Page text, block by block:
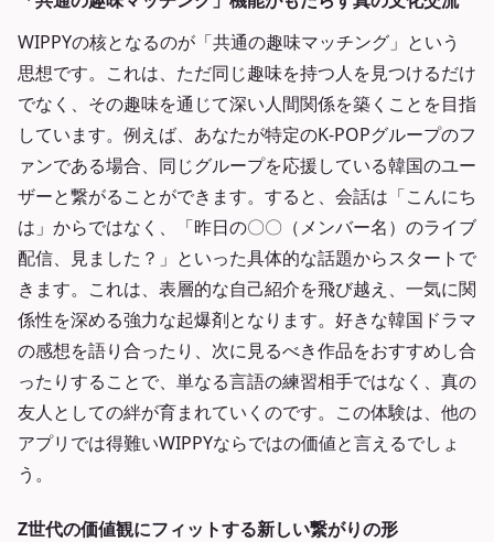
WIPPYの核となるのが「共通の趣味マッチング」という
思想です。これは、ただ同じ趣味を持つ人を見つけるだけ
でなく、その趣味を通じて深い人間関係を築くことを目指
しています。例えば、あなたが特定のK-POPグループのフ
ァンである場合、同じグループを応援している韓国のユー
ザーと繋がることができます。すると、会話は「こんにち
は」からではなく、「昨日の〇〇（メンバー名）のライブ
配信、見ました？」といった具体的な話題からスタートで
きます。これは、表層的な自己紹介を飛び越え、一気に関
係性を深める強力な起爆剤となります。好きな韓国ドラマ
の感想を語り合ったり、次に見るべき作品をおすすめし合
ったりすることで、単なる言語の練習相手ではなく、真の
友人としての絆が育まれていくのです。この体験は、他の
アプリでは得難いWIPPYならではの価値と言えるでしょ
う。
Z世代の価値観にフィットする新しい繋がりの形